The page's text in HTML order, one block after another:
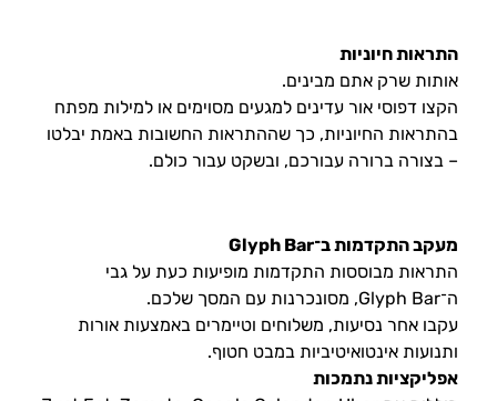
התראות חיוניות
אותות שרק אתם מבינים.
הקצו דפוסי אור עדינים למגעים מסוימים או למילות מפתח
בהתראות החיוניות, כך שההתראות החשובות באמת יבלטו
– בצורה ברורה עבורכם, ובשקט עבור כולם.
מעקב התקדמות ב־Glyph Bar
התראות מבוססות התקדמות מופיעות כעת על גבי
ה־Glyph Bar, מסונכרנות עם המסך שלכם.
עקבו אחר נסיעות, משלוחים וטיימרים באמצעות אורות
ותנועות אינטואיטיביות במבט חטוף.
אפליקציות נתמכות